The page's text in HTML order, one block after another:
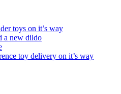
toys on it’s way
a new dildo
toy delivery on it’s way